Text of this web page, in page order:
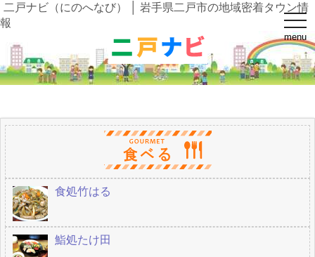
t
o
g
g
l
e
n
g
n
menu
二戸ナビ（にのへなび） │ 岩手県二戸市の地域密着タウン情
報
食処竹はる
鮨処たけ田